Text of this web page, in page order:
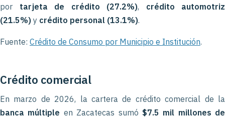
por tarjeta de crédito (27.2%), crédito automotriz
(21.5%) y crédito personal (13.1%).
Fuente: Crédito de Consumo por Municipio e Institución.
Crédito comercial
En marzo de 2026, la cartera de crédito comercial de la
banca múltiple en Zacatecas sumó $7.5 mil millones de